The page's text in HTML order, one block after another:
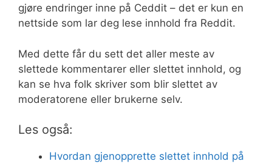
gjøre endringer inne på Ceddit – det er kun en
nettside som lar deg lese innhold fra Reddit.
Med dette får du sett det aller meste av
slettede kommentarer eller slettet innhold, og
kan se hva folk skriver som blir slettet av
moderatorene eller brukerne selv.
Les også:
Hvordan gjenopprette slettet innhold på